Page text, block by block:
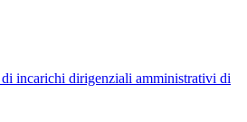
incarichi dirigenziali amministrativi di